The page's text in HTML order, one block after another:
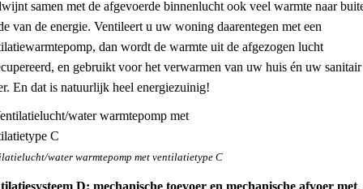
samen met de afgevoerde binnenlucht ook veel warmte naar
van de energie. Ventileert u uw woning daarentegen met een
dan wordt de warmte uit de afgezogen lucht
en gebruikt voor het verwarmen van uw huis én uw sanitair
En dat is natuurlijk heel energiezuinig!
water warmtepomp met ventilatietype C
D: mechanische toevoer en mechanische afvoer met